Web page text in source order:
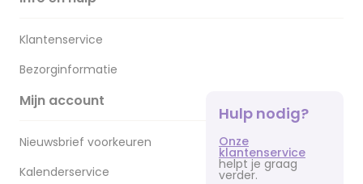
Klantenservice
Bezorginformatie
Mijn account
Nieuwsbrief voorkeuren
Kalenderservice
Hulp nodig?
Onze
klantenservice
helpt je graag
verder.